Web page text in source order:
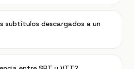
subtítulos descargados a un